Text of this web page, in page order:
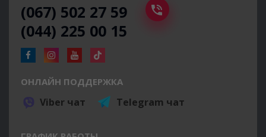
(067) 502 27 59
(044) 225 00 15
ОНЛАЙН ПОДДЕРЖКА
Viber чат Telegram чат